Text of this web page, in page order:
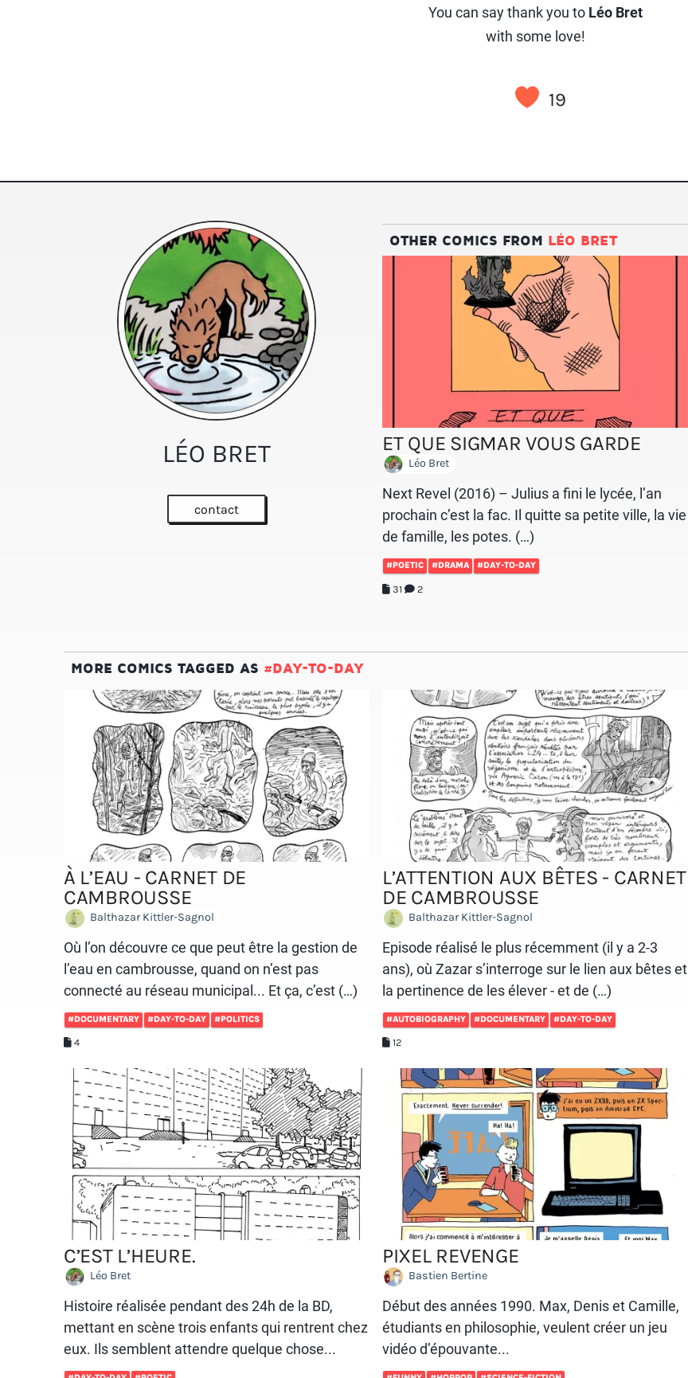
You can say thank you to Léo Bret
with some love!
19
LÉO BRET
contact
OTHER COMICS FROM LÉO BRET
ET QUE SIGMAR VOUS GARDE
Léo Bret
Next Revel (2016) – Julius a fini le lycée, l’an
prochain c’est la fac. Il quitte sa petite ville, la vie
de famille, les potes. (…)
#POETIC #DRAMA #DAY-TO-DAY
31 2
MORE COMICS TAGGED AS #DAY-TO-DAY
À L’EAU - CARNET DE
CAMBROUSSE
Balthazar Kittler-Sagnol
Où l’on découvre ce que peut être la gestion de
l’eau en cambrousse, quand on n’est pas
connecté au réseau municipal... Et ça, c’est (…)
#DOCUMENTARY #DAY-TO-DAY #POLITICS
4
L’ATTENTION AUX BÊTES - CARNET
DE CAMBROUSSE
Balthazar Kittler-Sagnol
Episode réalisé le plus récemment (il y a 2-3
ans), où Zazar s’interroge sur le lien aux bêtes et
la pertinence de les élever - et de (…)
#AUTOBIOGRAPHY #DOCUMENTARY #DAY-TO-DAY
12
C’EST L’HEURE.
Léo Bret
Histoire réalisée pendant des 24h de la BD,
mettant en scène trois enfants qui rentrent chez
eux. Ils semblent attendre quelque chose...
PIXEL REVENGE
Bastien Bertine
Début des années 1990. Max, Denis et Camille,
étudiants en philosophie, veulent créer un jeu
vidéo d’épouvante...